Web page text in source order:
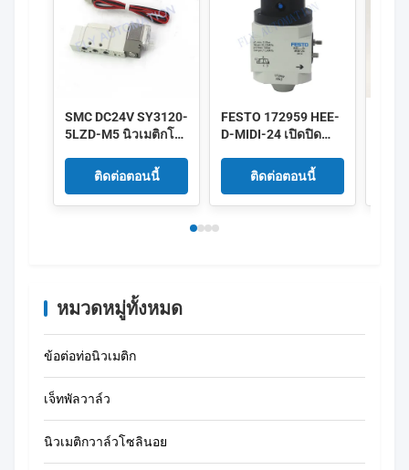
SMC DC24V SY3120-
5LZD-M5 นิวเมติกโซ
ต่ำ 0.35W 5/2 วิธี
ติดต่อตอนนี้
FESTO 172959 HEE-
D-MIDI-24 เปิดปิด
MINI-24ติดต่อตอนนี้
หมวดหมู่ทั้งหมด
ข้อต่อท่อนิวเมติก
เจ็ทพัลวาล์ว
นิวเมติกวาล์วโซลินอย